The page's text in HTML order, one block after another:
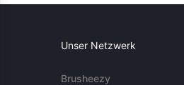
Unser Netzwerk
Brusheezy